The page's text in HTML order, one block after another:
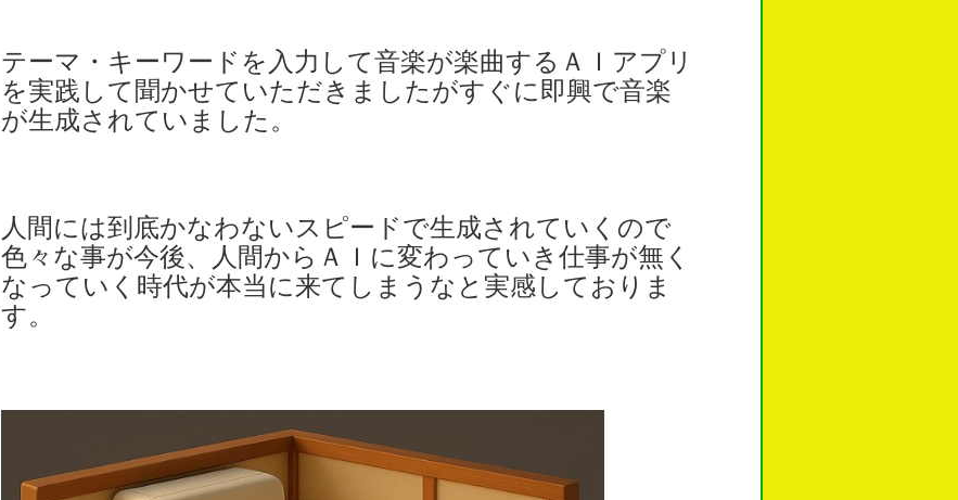
テーマ・キーワードを入力して音楽が楽曲するＡＩアプリ
を実践して聞かせていただきましたがすぐに即興で音楽
が生成されていました。
人間には到底かなわないスピードで生成されていくので
色々な事が今後、人間からＡＩに変わっていき仕事が無く
なっていく時代が本当に来てしまうなと実感しておりま
す。